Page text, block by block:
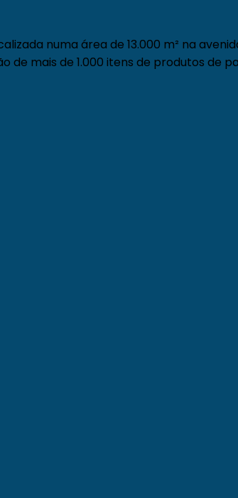
numa área de 13.000 m² na
de mais de 1.000 itens de produtos de